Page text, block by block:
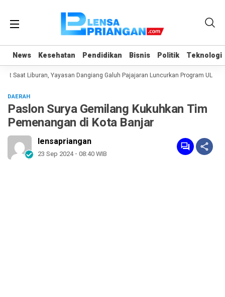
News Kesehatan Pendidikan Bisnis Politik Teknologi
News Kesehatan Pendidikan Bisnis Politik Teknologi
Saat Liburan, Yayasan Dangiang Galuh Pajajaran Luncurkan Program ULAS di
DAERAH
Paslon Surya Gemilang Kukuhkan Tim
Pemenangan di Kota Banjar
lensapriangan
23 Sep 2024 - 08:40 WIB